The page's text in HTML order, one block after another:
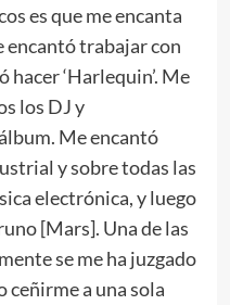
es que me encanta
encantó trabajar con
‘Harlequin’. Me
los DJ y
Me encantó
y sobre todas las
electrónica, y luego
[Mars]. Una de las
se me ha juzgado
ceñirme a una sola